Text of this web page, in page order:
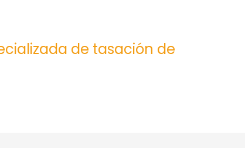
de tasación de